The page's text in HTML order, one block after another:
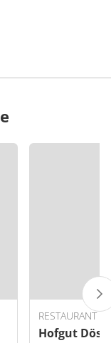
RESTAURANT
Hofgut